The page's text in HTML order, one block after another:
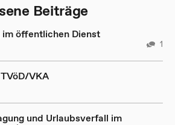
Beiträge
öffentlichen Dienst
1
VKA
und Urlaubsverfall im